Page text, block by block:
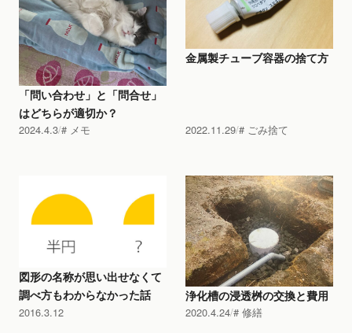
「問い合わせ」と「問合せ」
はどちらが適切か？
2024.4.3 メモ
金属製チューブ容器の捨て方
2022.11.29 ごみ捨て
図形の名称が思い出せなくて
調べ方もわからなかった話
2016.3.12
浄化槽の浸透桝の交換と費用
2020.4.24 修繕